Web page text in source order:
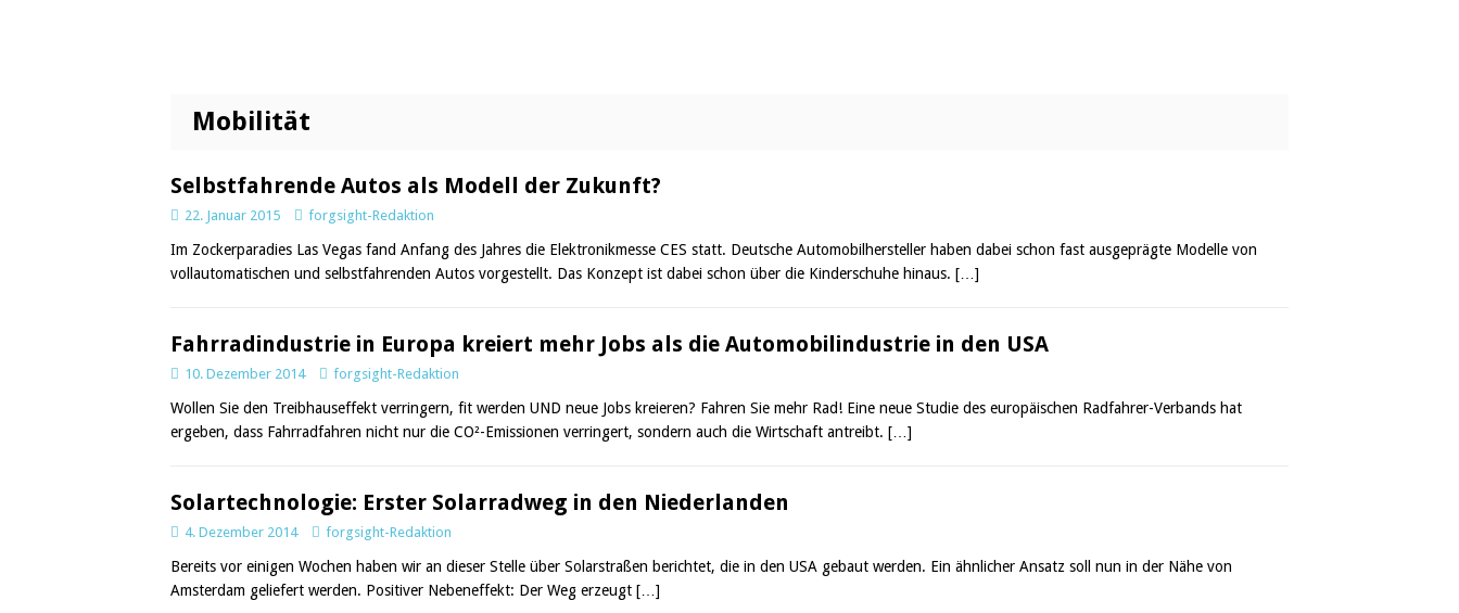
Mobilität
Selbstfahrende Autos als Modell der Zukunft?
22. Januar 2015 forgsight-Redaktion
Im Zockerparadies Las Vegas fand Anfang des Jahres die Elektronikmesse CES statt. Deutsche Automobilhersteller haben dabei schon fast ausgeprägte Modelle von
vollautomatischen und selbstfahrenden Autos vorgestellt. Das Konzept ist dabei schon über die Kinderschuhe hinaus. […]
Fahrradindustrie in Europa kreiert mehr Jobs als die Automobilindustrie in den USA
10. Dezember 2014 forgsight-Redaktion
Wollen Sie den Treibhauseffekt verringern, fit werden UND neue Jobs kreieren? Fahren Sie mehr Rad! Eine neue Studie des europäischen Radfahrer-Verbands hat
ergeben, dass Fahrradfahren nicht nur die CO²-Emissionen verringert, sondern auch die Wirtschaft antreibt. […]
Solartechnologie: Erster Solarradweg in den Niederlanden
4. Dezember 2014 forgsight-Redaktion
Bereits vor einigen Wochen haben wir an dieser Stelle über Solarstraßen berichtet, die in den USA gebaut werden. Ein ähnlicher Ansatz soll nun in der Nähe von
Amsterdam geliefert werden. Positiver Nebeneffekt: Der Weg erzeugt […]